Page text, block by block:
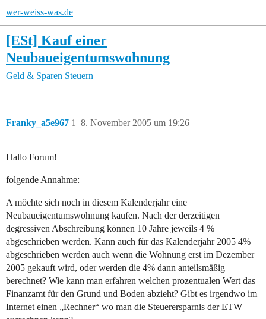
wer-weiss-was.de
[ESt] Kauf einer
Neubaueigentumswohnung
Geld & Sparen Steuern
Franky_a5e967 8. November 2005 um 19:26
1
Hallo Forum!
folgende Annahme:
A möchte sich noch in diesem Kalenderjahr eine
Neubaueigentumswohnung kaufen. Nach der derzeitigen
degressiven Abschreibung können 10 Jahre jeweils 4 %
abgeschrieben werden. Kann auch für das Kalenderjahr 2005 4%
abgeschrieben werden auch wenn die Wohnung erst im Dezember
2005 gekauft wird, oder werden die 4% dann anteilsmäßig
berechnet? Wie kann man erfahren welchen prozentualen Wert das
Finanzamt für den Grund und Boden abzieht? Gibt es irgendwo im
Internet einen „Rechner“ wo man die Steuerersparnis der ETW